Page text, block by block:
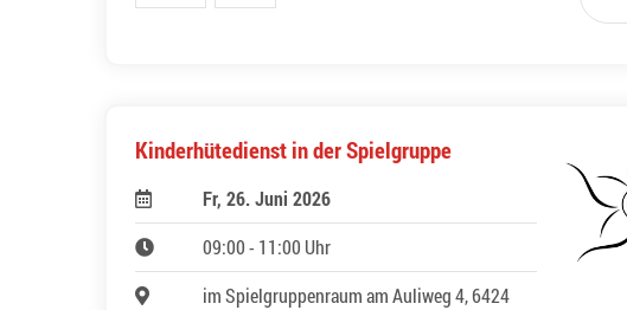
Kinderhütedienst in der Spielgruppe
Fr, 26. Juni 2026
09:00 - 11:00 Uhr
im Spielgruppenraum am Auliweg 4, 6424